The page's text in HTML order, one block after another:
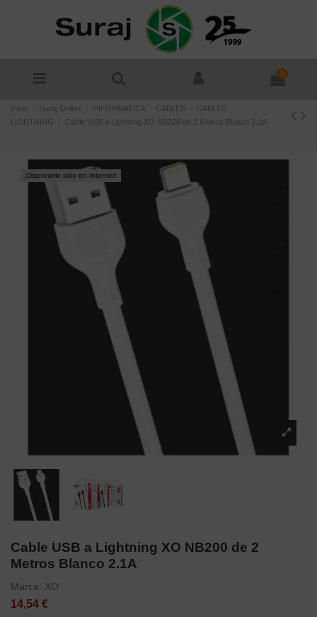
0
Inicio Suraj Online INFORMATICA CABLES
CABLES
LIGHTNING
Cable USB a Lightning XO NB200 de 2 Metros Blanco 2.1A
¡Disponible sólo en Internet!
Cable USB a Lightning XO NB200 de 2
Metros Blanco 2.1A
Marca: XO
14,54 €